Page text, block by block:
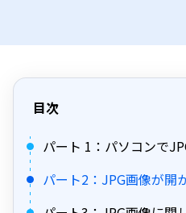
目次
パート 1：パソコンで
パート2：JPG画像が開